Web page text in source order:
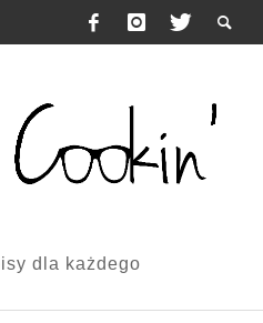
dla każdego